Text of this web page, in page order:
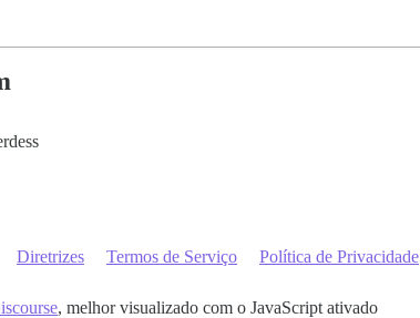
Diretrizes Termos de Serviço Política de Privacidade
, melhor visualizado com o JavaScript ativado